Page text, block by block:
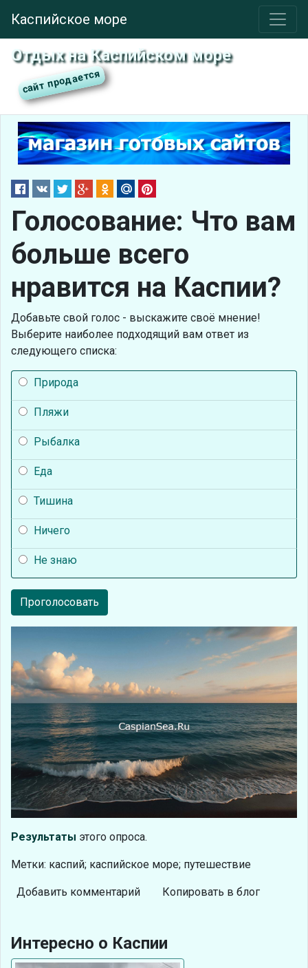
Каспийское море
Отдых на Каспийском море
Голосование: Что вам
больше всего
нравится на Каспии?
Добавьте свой голос - выскажите своё мнение!
Выберите наиболее подходящий вам ответ из
следующего списка:
Природа
Пляжи
Рыбалка
Еда
Тишина
Ничего
Не знаю
Проголосовать
Результаты этого опроса.
Метки: каспий; каспийское море; путешествие
Добавить комментарий Копировать в блог
Интересно о Каспии